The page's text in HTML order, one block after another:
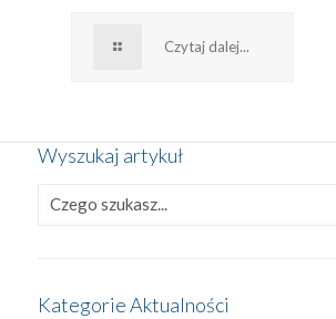
Czytaj dalej...
Wyszukaj artykuł
Kategorie Aktualności